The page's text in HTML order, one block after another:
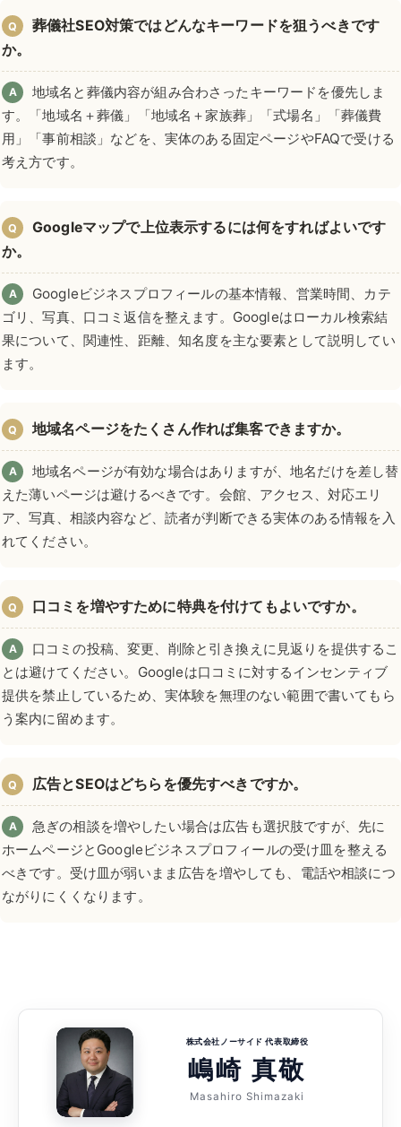
Q
葬儀社SEO対策ではどんなキーワードを狙うべきです
か。
A
地域名と葬儀内容が組み合わさったキーワードを優先しま
す。「地域名＋葬儀」「地域名＋家族葬」「式場名」「葬儀費
用」「事前相談」などを、実体のある固定ページやFAQで受ける
考え方です。
Q
Googleマップで上位表示するには何をすればよいです
か。
A
Googleビジネスプロフィールの基本情報、営業時間、カテ
ゴリ、写真、口コミ返信を整えます。Googleはローカル検索結
果について、関連性、距離、知名度を主な要素として説明してい
ます。
Q 地域名ページをたくさん作れば集客できますか。
A
地域名ページが有効な場合はありますが、地名だけを差し替
えた薄いページは避けるべきです。会館、アクセス、対応エリ
ア、写真、相談内容など、読者が判断できる実体のある情報を入
れてください。
Q 口コミを増やすために特典を付けてもよいですか。
A
口コミの投稿、変更、削除と引き換えに見返りを提供するこ
とは避けてください。Googleは口コミに対するインセンティブ
提供を禁止しているため、実体験を無理のない範囲で書いてもら
う案内に留めます。
Q 広告とSEOはどちらを優先すべきですか。
A
急ぎの相談を増やしたい場合は広告も選択肢ですが、先に
ホームページとGoogleビジネスプロフィールの受け皿を整える
べきです。受け皿が弱いまま広告を増やしても、電話や相談につ
ながりにくくなります。
株式会社ノーサイド 代表取締役
嶋崎 真敬
Masahiro Shimazaki